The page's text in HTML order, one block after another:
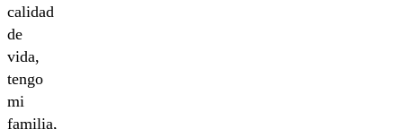
calidad
de
vida,
tengo
mi
familia,